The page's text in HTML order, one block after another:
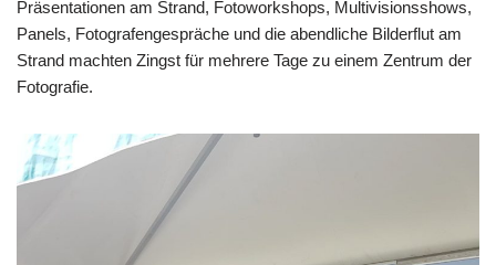
Präsentationen am Strand, Fotoworkshops, Multivisionsshows,
Panels, Fotografengespräche und die abendliche Bilderflut am
Strand machten Zingst für mehrere Tage zu einem Zentrum der
Fotografie.